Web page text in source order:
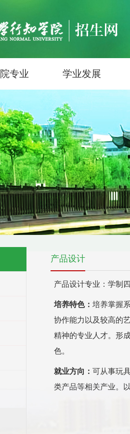
专业 学业发展
产品设计
产品设计专业：学制
培养特色： 培养掌握
协作能力以及较高的
精神的专业人才。形
色。
就业方向： 可从事玩
类产品等相关产业。